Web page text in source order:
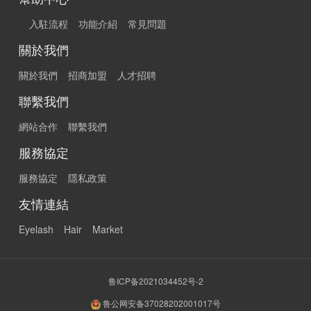
入駐流程 功能介紹 常見問題
關於我們
關於我們 招商加盟 人才招聘
聯繫我們
網站合作 聯繫我們
服務協定
服務協定 隱私政策
友情連結
Eyelash Hair Market
鲁ICP备2021034452号-2
鲁公网安备37028202001017号